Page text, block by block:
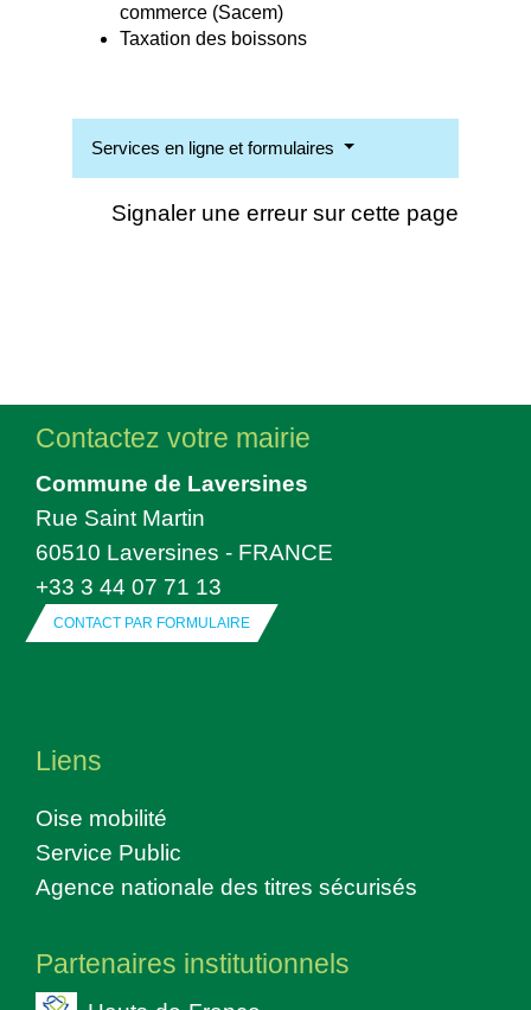
commerce (Sacem)
Taxation des boissons
Services en ligne et formulaires
Signaler une erreur sur cette page
Contactez votre mairie
Commune de Laversines
Rue Saint Martin
60510 Laversines - FRANCE
+33 3 44 07 71 13
CONTACT PAR FORMULAIRE
Liens
Oise mobilité
Service Public
Agence nationale des titres sécurisés
Partenaires institutionnels